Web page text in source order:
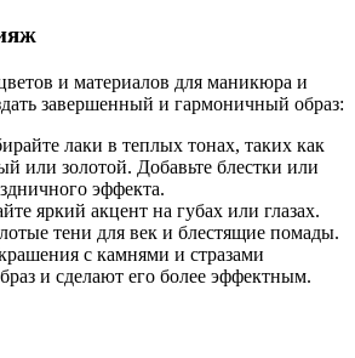
и материалов для маникюра и
завершенный и гармоничный образ:
лаки в теплых тонах, таких как
или золотой. Добавьте блестки или
эффекта.
яркий акцент на губах или глазах.
тени для век и блестящие помады.
с камнями и стразами
и сделают его более эффектным.